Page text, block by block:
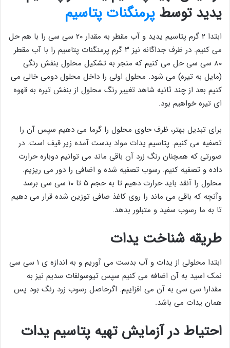
یدید توسط پرمنگنات پتاسیم
ابتدا ۲ گرم پتاسیم یدید و آب مقطر به مقدار ۲۰ سی سی را با هم حل
می کنیم. در ظرف جداگانه نیز ۳ گرم پرمنگنات پتاسیم را با آب مقطر
۸۰ سی سی حل می کنیم که منجر به تشکیل محلول بنفش رنگی
(مایل به تیره) می شود. محلول اولی را داخل محلول دومی خالی می
کنیم بعد از چند ثانیه شاهد تغییر رنگ محلول از بنفش تیره به قهوه
ای تیره خواهیم بود.
برای تبدیل بهتر، ظرف حاوی محلول را گرما می دهیم سپس آن را
تصفیه می کنیم. پتاسیم یدات مواد بدست آمده زیر قیف است. در
صورتی که همچنان رنگ زرد آن باقی ماند می توانیم دوباره حرارت
داده و تصفیه کنیم. رسوب تصفیه شده و اضافی را دور می ریزیم.
محلول را آنقد باید حرارت دهیم تا به حجم ۵ تا ۱۰ سی سی برسد
وآنچه که باقی می ماند را روی کاغذ صافی توزین شده قرار می دهیم
تا به ما رسوب سفید و متبلور بدهد.
طریقه شناخت یدات
ابتدا محلولی از یدات و آب بدست می آوریم و به اندازه ی ۱ سی سی
نمک اسید به آن اضافه می کنیم سپس تیوسولفات سدیم نیز به
مقدار۱ سی سی به آن می افزاییم. اگرحاصل رسوب زرد رنگ بود پس
همان یدات می باشد.
احتیاط در آزمایش تهیه پتاسیم یدات